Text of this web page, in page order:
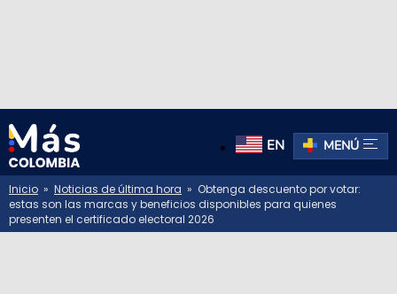
EN MENÚ
Inicio » Noticias de última hora » Obtenga descuento por votar:
estas son las marcas y beneficios disponibles para quienes
presenten el certificado electoral 2026